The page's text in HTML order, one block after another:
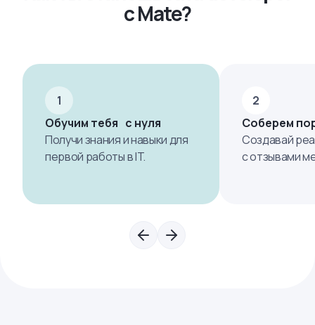
с Mate?
1
Обучим тебя с нуля
Получи знания и навыки для
первой работы в IT.
2
Соберем
Создавай
с отзывами